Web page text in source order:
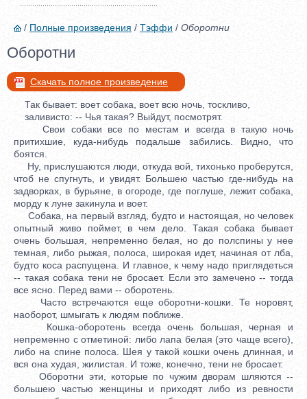
/ Полные произведения / Тэффи / Оборотни
Оборотни
Скачать полное произведение
Так бывает: воет собака, воет всю ночь, тоскливо,
заливисто: -- Чья такая? Выйдут, посмотрят.
Свои собаки все по местам и всегда в такую ночь
притихшие, куда-нибудь подальше забились. Видно, что
боятся.
Ну, прислушаются люди, откуда вой, тихонько проберутся,
чтоб не спугнуть, и увидят. Большею частью где-нибудь на
задворках, в бурьяне, в огороде, где поглуше, лежит собака,
морду к луне закинула и воет.
Собака, на первый взгляд, будто и настоящая, но человек
опытный живо поймет, в чем дело. Такая собака бывает
очень большая, непременно белая, но до полспины у нее
темная, либо рыжая, полоса, широкая идет, начиная от лба,
будто коса распущена. И главное, к чему надо приглядеться
-- такая собака тени не бросает. Если это замечено -- тогда
все ясно. Перед вами -- оборотень.
Часто встречаются еще оборотни-кошки. Те норовят,
наоборот, шмыгать к людям поближе.
Кошка-оборотень всегда очень большая, черная и
непременно с отметиной: либо лапа белая (это чаще всего),
либо на спине полоса. Шея у такой кошки очень длинная, и
вся она худая, жилистая. И тоже, конечно, тени не бросает.
Оборотни эти, которые по чужим дворам шляются --
большею частью женщины и приходят либо из ревности